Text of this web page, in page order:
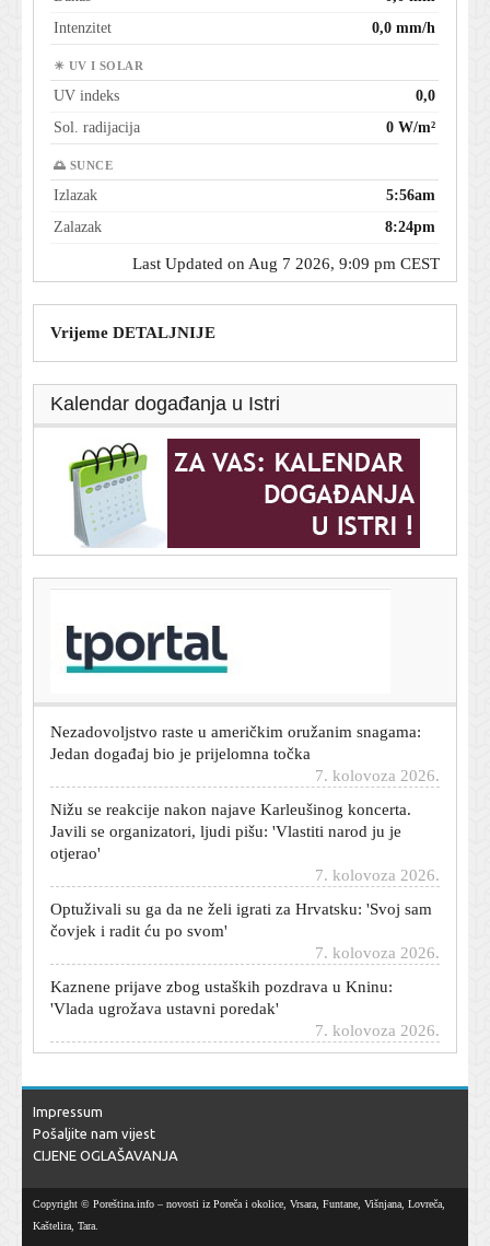
Intenzitet
0,0 mm/h
☀ UV I SOLAR
UV indeks
0,0
Sol. radijacija
0 W/m²
🌅 SUNCE
Izlazak
5:56am
Zalazak
8:24pm
Last Updated on Aug 7 2026, 9:09 pm CEST
Vrijeme DETALJNIJE
Kalendar događanja u Istri
Milinović zaprijetio: Ako nadležni ne reagiraju,
dolazimo u Zagreb
Jedan događaj bio je prijelomna točka
Nižu se reakcije nakon najave Karleušinog koncerta.
Javili se organizatori, ljudi pišu: 'Vlastiti narod ju je
otjerao'
Optuživali su ga da ne želi igrati za Hrvatsku: 'Svoj sam
čovjek i radit ću po svom'
Kaznene prijave zbog ustaških pozdrava u Kninu:
'Vlada ugrožava ustavni poredak'
Kolone i zabrane na hrvatskim autocestama: U Sisku
7. kolovoza 2026.
Hrvat stvorio sustav koji koristi cijeli Amazon: Bilo je
potrebno samo osam tjedana
Vinicius potpisao novi ugovor s Realom, a Luka Modrić
svojom reakcijom sve oduševio
Impressum
Pošaljite nam vijest
CIJENE OGLAŠAVANJA
Copyright © Poreština.info – novosti iz Poreča i okolice, Vrsara, Funtane, Višnjana, Lovreča,
Kaštelira, Tara.